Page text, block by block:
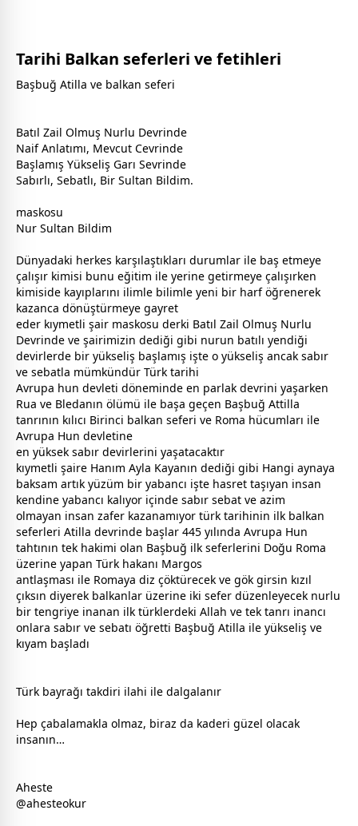
Tarihi Balkan seferleri ve fetihleri
Başbuğ Atilla ve balkan seferi
Batıl Zail Olmuş Nurlu Devrinde
Naif Anlatımı, Mevcut Cevrinde
Başlamış Yükseliş Garı Sevrinde
Sabırlı, Sebatlı, Bir Sultan Bildim.
maskosu
Nur Sultan Bildim
Dünyadaki herkes karşılaştıkları durumlar ile baş etmeye
çalışır kimisi bunu eğitim ile yerine getirmeye çalışırken
kimiside kayıplarını ilimle bilimle yeni bir harf öğrenerek
kazanca dönüştürmeye gayret
eder kıymetli şair maskosu derki Batıl Zail Olmuş Nurlu
Devrinde ve şairimizin dediği gibi nurun batılı yendiği
devirlerde bir yükseliş başlamış işte o yükseliş ancak sabır
ve sebatla mümkündür Türk tarihi
Avrupa hun devleti döneminde en parlak devrini yaşarken
Rua ve Bledanın ölümü ile başa geçen Başbuğ Attilla
tanrının kılıcı Birinci balkan seferi ve Roma hücumları ile
Avrupa Hun devletine
en yüksek sabır devirlerini yaşatacaktır
kıymetli şaire Hanım Ayla Kayanın dediği gibi Hangi aynaya
baksam artık yüzüm bir yabancı işte hasret taşıyan insan
kendine yabancı kalıyor içinde sabır sebat ve azim
olmayan insan zafer kazanamıyor türk tarihinin ilk balkan
seferleri Atilla devrinde başlar 445 yılında Avrupa Hun
tahtının tek hakimi olan Başbuğ ilk seferlerini Doğu Roma
üzerine yapan Türk hakanı Margos
antlaşması ile Romaya diz çöktürecek ve gök girsin kızıl
çıksın diyerek balkanlar üzerine iki sefer düzenleyecek nurlu
bir tengriye inanan ilk türklerdeki Allah ve tek tanrı inancı
onlara sabır ve sebatı öğretti Başbuğ Atilla ile yükseliş ve
kıyam başladı
Türk bayrağı takdiri ilahi ile dalgalanır
Hep çabalamakla olmaz, biraz da kaderi güzel olacak
insanın…
Aheste
@ahesteokur